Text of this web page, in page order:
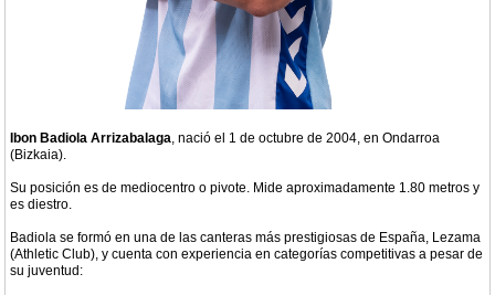
Ibon Badiola Arrizabalaga, nació el 1 de octubre de 2004, en Ondarroa
(Bizkaia).
Su posición es de mediocentro o pivote. Mide aproximadamente 1.80 metros y
es diestro.
Badiola se formó en una de las canteras más prestigiosas de España, Lezama
(Athletic Club), y cuenta con experiencia en categorías competitivas a pesar de
su juventud: